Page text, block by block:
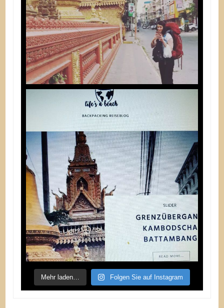
Mehr laden… Folgen Sie auf Instagram